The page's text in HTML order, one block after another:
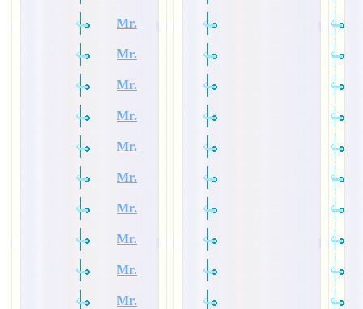
Mr.
Mr.
Mr.
Mr.
Mr.
Mr.
Mr.
Mr.
Mr.
Mr.